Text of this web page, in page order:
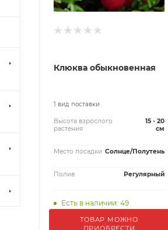
Клюква обыкновенная
1 вид поставки
Высота взрослого
растения
15 - 20
см
Место посадки Солнце/Полутень
Полив Регулярный
Есть в наличии: 49
ТОВАР МОЖНО
ПРИОБРЕСТИ